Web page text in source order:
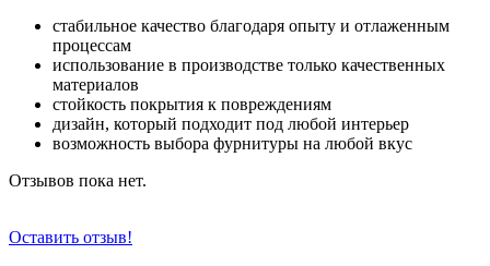
стабильное качество благодаря опыту и отлаженным
процессам
использование в производстве только качественных
материалов
стойкость покрытия к повреждениям
дизайн, который подходит под любой интерьер
возможность выбора фурнитуры на любой вкус
Отзывов пока нет.
Оставить отзыв!